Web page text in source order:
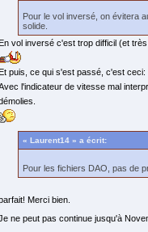
Pour le vol inversé, on évitera
solide.
vol inversé c'est trop difficil (et
puis, ce qui s'est passé, c'est ceci:
l'indicateur de vitesse mal
« Laurent14 » a écrit:
Pour les fichiers DAO, pas de
Merci bien.
ne peut pas continue jusqu'à